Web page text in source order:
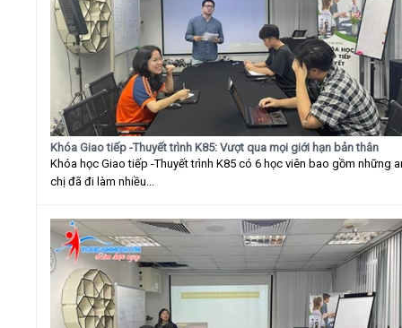
Khóa Giao tiếp -Thuyết trình K85: Vượt qua mọi giới hạn bản thân
Khóa học Giao tiếp -Thuyết trình K85 có 6 học viên bao gồm những
chị đã đi làm nhiều...